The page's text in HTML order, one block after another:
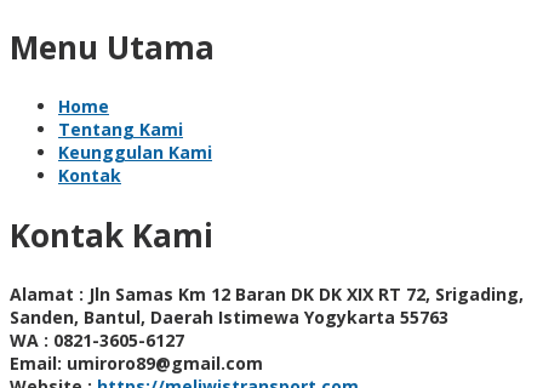
Menu Utama
Home
Tentang Kami
Keunggulan Kami
Kontak
Kontak Kami
Alamat : Jln Samas Km 12 Baran DK DK XIX RT 72, Srigading,
Sanden, Bantul, Daerah Istimewa Yogykarta 55763
WA : 0821-3605-6127
Email: umiroro89@gmail.com